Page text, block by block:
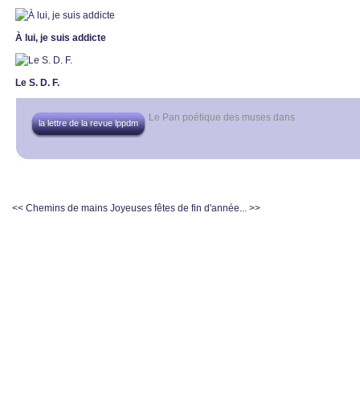
À lui, je suis addicte
Le S. D. F.
Le Pan poétique des muses dans
la lettre de la revue lppdm
<< Chemins de mains Joyeuses fêtes de fin d'année... >>